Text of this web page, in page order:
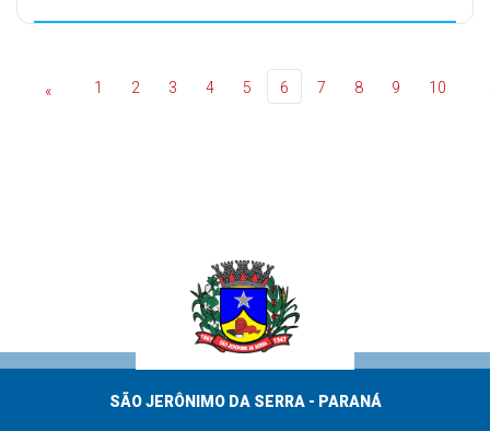
« 1 2 3 4 5 6 7 8 9 10
SÃO JERÔNIMO DA SERRA - PARANÁ